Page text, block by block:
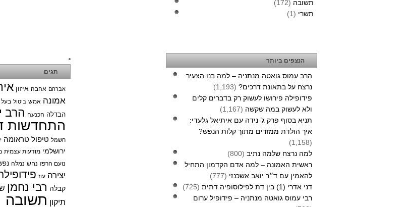
תשובה (172)
תשרי (1)
הנצפים ביותר
הרב עמוס גואטה מנתניה – למה בנו הצעיר
נרצח על בתאונת דרכים? (1,193)
פידופילה פירושו לעשוק רק בדברים קלים
ולא לעשוק במה שקשה (1,167)
תניא בסוף פרק ג’ נידה עם איתיאל גלעדי:
איך הולדת ממזרים מתוך קלות הנפש?
(1,158)
למה נרצח שלמה נתיב (800)
ראשית האמונה – למה אדם הקדמון התחיל
להאמין עם ד״ר יואב אשכנזי (777)
דני אדרי (1) בין דת לפילוסופיה דתית
(725)
רבי עמוס גואטה מנתניה – פידופיל ערום
תגים
אברהם אהבה איזון
אמונה אמש ביטול
הבדלה הכנעה הרב
התחדשות
חשמל טיפול טראומה
ירושלמי מודעות עצמית
נועם הרפז נחש נמלה
יצירה עוז
קבלה רבי נחמן
תיקון תשובה